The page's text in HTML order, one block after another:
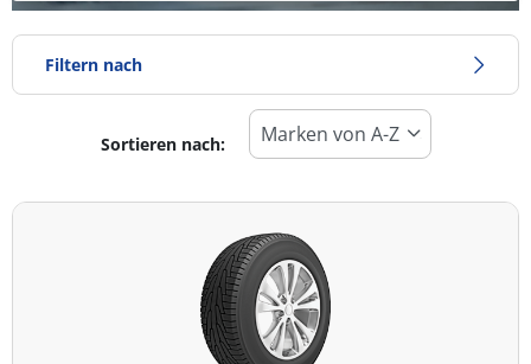
Filtern nach
Reifentyp
Alle Arten (1)
Ganzjahresreifen (0)
Sortieren nach: